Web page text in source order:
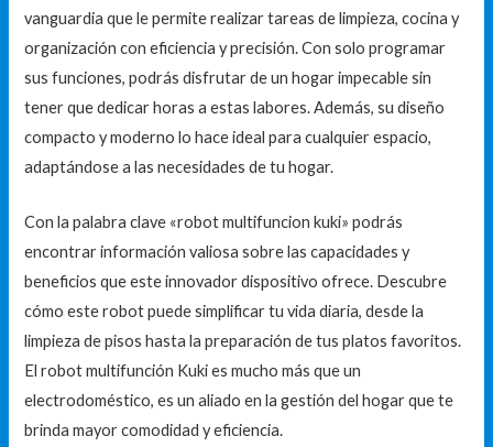
vanguardia que le permite realizar tareas de limpieza, cocina y
organización con eficiencia y precisión. Con solo programar
sus funciones, podrás disfrutar de un hogar impecable sin
tener que dedicar horas a estas labores. Además, su diseño
compacto y moderno lo hace ideal para cualquier espacio,
adaptándose a las necesidades de tu hogar.
Con la palabra clave «robot multifuncion kuki» podrás
encontrar información valiosa sobre las capacidades y
beneficios que este innovador dispositivo ofrece. Descubre
cómo este robot puede simplificar tu vida diaria, desde la
limpieza de pisos hasta la preparación de tus platos favoritos.
El robot multifunción Kuki es mucho más que un
electrodoméstico, es un aliado en la gestión del hogar que te
brinda mayor comodidad y eficiencia.